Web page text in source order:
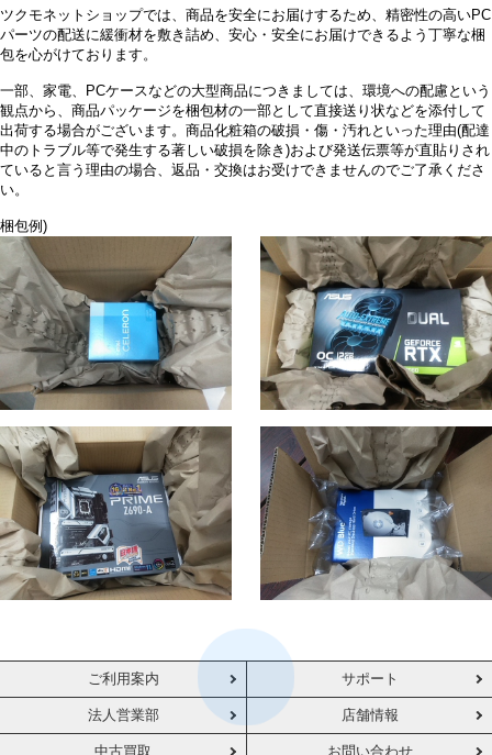
ツクモネットショップでは、商品を安全にお届けするため、精密性の高いPC
パーツの配送に緩衝材を敷き詰め、安心・安全にお届けできるよう丁寧な梱
包を心がけております。
一部、家電、PCケースなどの大型商品につきましては、環境への配慮という
観点から、商品パッケージを梱包材の一部として直接送り状などを添付して
出荷する場合がございます。商品化粧箱の破損・傷・汚れといった理由(配達
中のトラブル等で発生する著しい破損を除き)および発送伝票等が直貼りされ
ていると言う理由の場合、返品・交換はお受けできませんのでご了承くださ
い。
梱包例)
ご利用案内 サポート
法人営業部 店舗情報
中古買取 お問い合わせ